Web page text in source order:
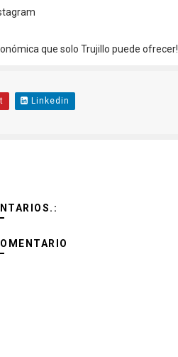
que solo Trujillo puede ofrecer!
Linkedin